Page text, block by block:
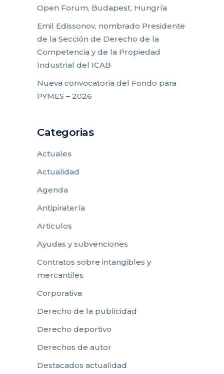
Open Forum, Budapest, Hungría
Emil Edissonov, nombrado Presidente
de la Sección de Derecho de la
Competencia y de la Propiedad
Industrial del ICAB
Nueva convocatoria del Fondo para
PYMES – 2026
Categorias
Actuales
Actualidad
Agenda
Antipiratería
Articulos
Ayudas y subvenciones
Contratos sobre intangibles y
mercantiles
Corporativa
Derecho de la publicidad
Derecho deportivo
Derechos de autor
Destacados actualidad